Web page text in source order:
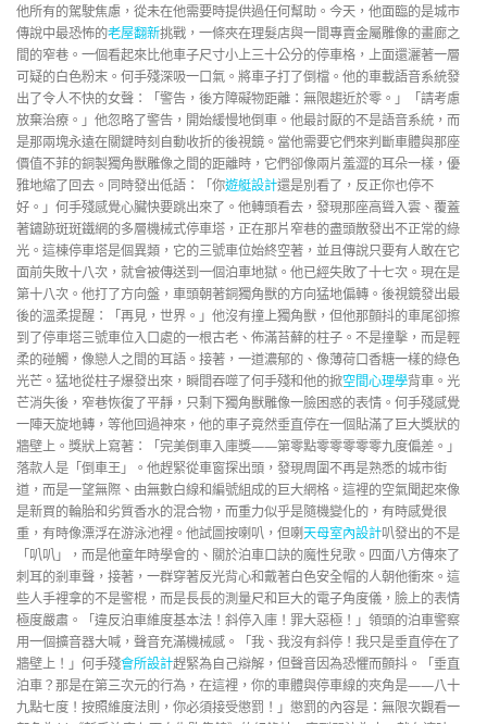
他所有的駕駛焦慮，從未在他需要時提供過任何幫助。今天，他面臨的是城市
傳說中最恐怖的老屋翻新挑戰，一條夾在理髮店與一間專賣金屬雕像的畫廊之
間的窄巷。一個看起來比他車子尺寸小上三十公分的停車格，上面還灑著一層
可疑的白色粉末。何手殘深吸一口氣。將車子打了倒檔。他的車載語音系統發
出了令人不快的女聲：「警告，後方障礙物距離：無限趨近於零。」「請考慮
放棄治療。」他忽略了警告，開始緩慢地倒車。他最討厭的不是語音系統，而
是那兩塊永遠在關鍵時刻自動收折的後視鏡。當他需要它們來判斷車體與那座
價值不菲的銅製獨角獸雕像之間的距離時，它們卻像兩片羞澀的耳朵一樣，優
雅地縮了回去。同時發出低語：「你遊艇設計還是別看了，反正你也停不
好。」何手殘感覺心臟快要跳出來了。他轉頭看去，發現那座高聳入雲、覆蓋
著鏽跡斑斑鐵網的多層機械式停車塔，正在那片窄巷的盡頭散發出不正常的綠
光。這棟停車塔是個異類，它的三號車位始終空著，並且傳說只要有人敢在它
面前失敗十八次，就會被傳送到一個泊車地獄。他已經失敗了十七次。現在是
第十八次。他打了方向盤，車頭朝著銅獨角獸的方向猛地偏轉。後視鏡發出最
後的溫柔提醒：「再見，世界。」他沒有撞上獨角獸，但他那顫抖的車尾卻擦
到了停車塔三號車位入口處的一根古老、佈滿苔蘚的柱子。不是撞擊，而是輕
柔的碰觸，像戀人之間的耳語。接著，一道濃郁的、像薄荷口香糖一樣的綠色
光芒。猛地從柱子爆發出來，瞬間吞噬了何手殘和他的掀空間心理學背車。光
芒消失後，窄巷恢復了平靜，只剩下獨角獸雕像一臉困惑的表情。何手殘感覺
一陣天旋地轉，等他回過神來，他的車子竟然垂直停在一個貼滿了巨大獎狀的
牆壁上。獎狀上寫著：「完美倒車入庫獎——第零點零零零零零九度偏差。」
落款人是「倒車王」。他趕緊從車窗探出頭，發現周圍不再是熟悉的城市街
道，而是一望無際、由無數白線和編號組成的巨大網格。這裡的空氣聞起來像
是新買的輪胎和劣質香水的混合物，而重力似乎是隨機變化的，有時感覺很
重，有時像漂浮在游泳池裡。他試圖按喇叭，但喇天母室內設計叭發出的不是
「叭叭」，而是他童年時學會的、關於泊車口訣的魔性兒歌。四面八方傳來了
刺耳的剎車聲，接著，一群穿著反光背心和戴著白色安全帽的人朝他衝來。這
些人手裡拿的不是警棍，而是長長的測量尺和巨大的電子角度儀，臉上的表情
極度嚴肅。「違反泊車維度基本法！斜停入庫！罪大惡極！」領頭的泊車警察
用一個擴音器大喊，聲音充滿機械感。「我、我沒有斜停！我只是垂直停在了
牆壁上！」何手殘會所設計趕緊為自己辯解，但聲音因為恐懼而顫抖。「垂直
泊車？那是在第三次元的行為，在這裡，你的車體與停車線的夾角是——八十
九點七度！按照維度法則，你必須接受懲罰！」懲罰的內容是：無限次觀看一